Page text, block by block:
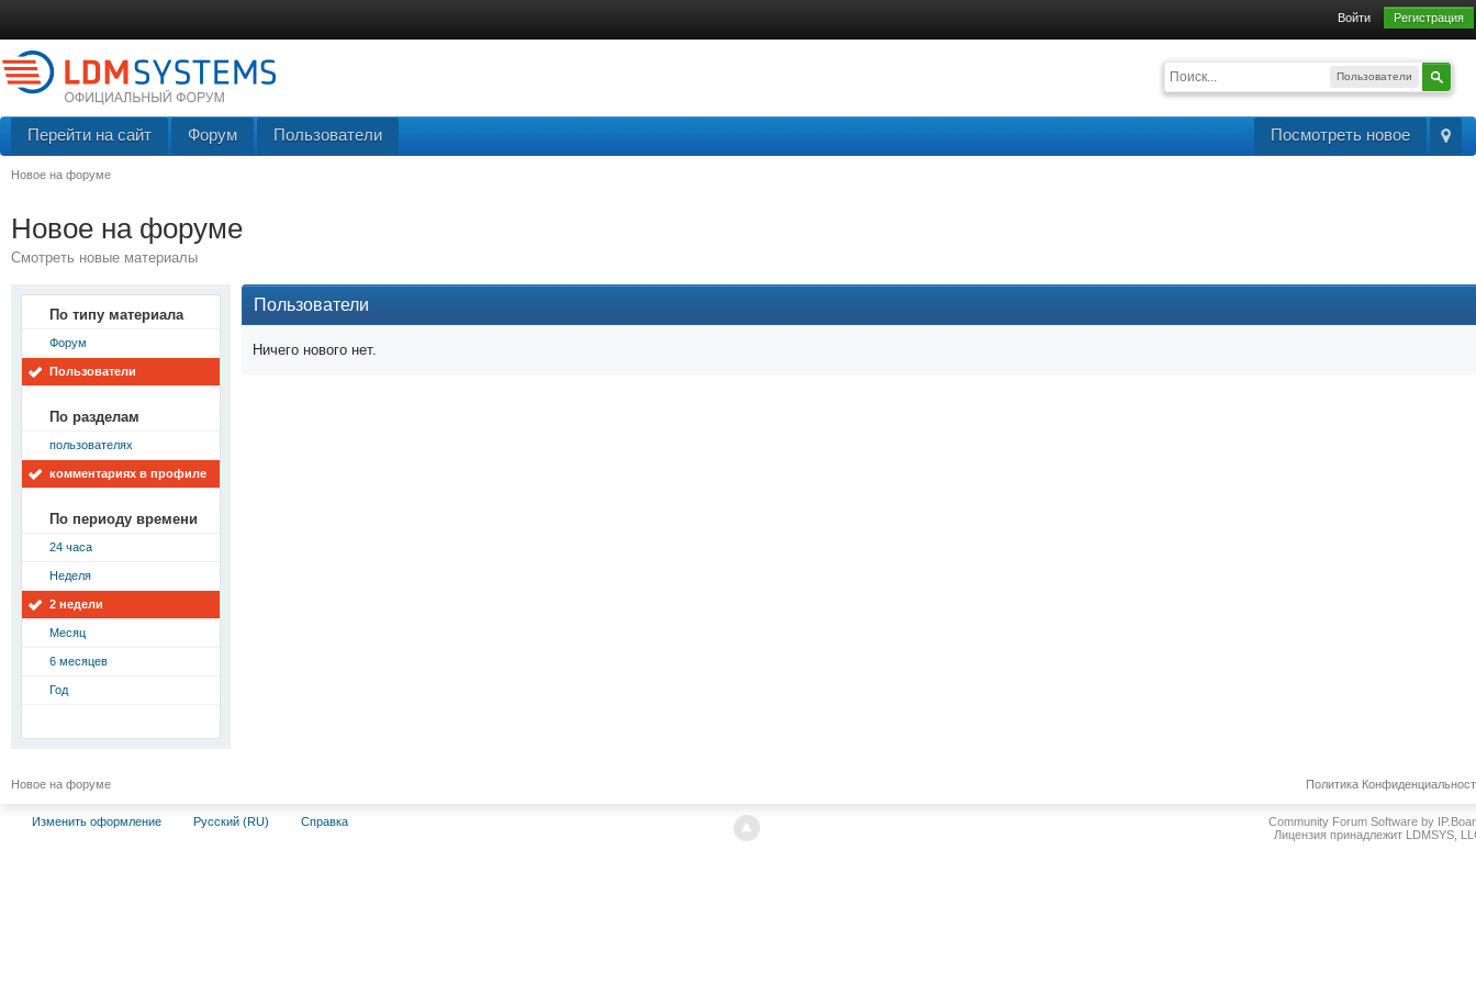
Войти Регистрация
Пользователи
Посмотреть новое
Перейти на сайт Форум Пользователи
Новое на форуме
Новое на форуме
Смотреть новые материалы
По типу материала
Форум
Пользователи
По разделам
пользователях
комментариях в профиле
По периоду времени
24 часа
Неделя
2 недели
Месяц
6 месяцев
Год
Пользователи
Ничего нового нет.
Новое на форуме Политика
Изменить оформление Русский (RU) Справка
Community Forum Software by
Лицензия принадлежит LDMSYS,